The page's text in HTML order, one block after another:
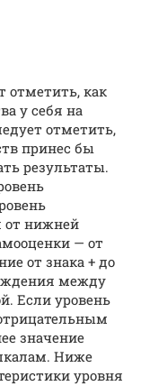
отметить, как
у себя на
отметить,
принес бы
результаты.
от нижней
— от
от знака + до
между
Если уровень
значение
Ниже
уровня